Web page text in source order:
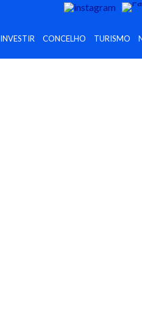
INVESTIR CONCELHO TURISMO